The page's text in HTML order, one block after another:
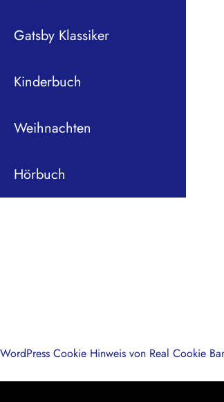
Gatsby Klassiker
Kinderbuch
Weihnachten
Hörbuch
WordPress Cookie Hinweis von Real Cookie